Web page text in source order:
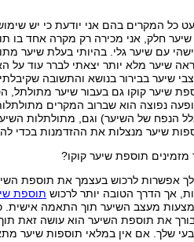
כל המקרים בהם אני יודעת כי יש
חלק, אני מכירה רק מקרה אחד בו
עם שיער גלי. בהיותי בעלת שיער
שיער מלא יותר יצאתי לברר עוד על
שיער בבירור בנושא והתשובה
שיער קוקו גם בעבור שיער מתולתל,
נפוצה הוא שברוב המקרים
הנפח של השיער) וגם, מתולתלות
שיער מנצלות את ההזדמנות בכדי
מזמינים תוספת שיער קוקו?
אפשרות לרכוש בעצמך את תוספת
אך הדרך הטובה יותר לרכוש תוספת
מעצב השיער תוך התאמה אישית.
את תוספת השיער הוא עושה זאת
שלך. אם אין במלאי תוספות שיער